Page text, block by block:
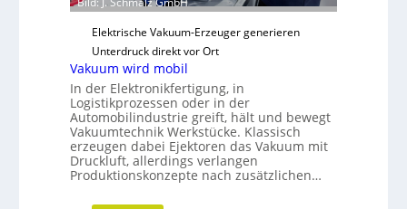
e
N
e
u
a
u
s
r
i
c
Elektrische Vakuum-Erzeuger generieren
Unterdruck direkt vor Ort
Vakuum wird mobil
In der Elektronikfertigung, in
Logistikprozessen oder in der
Automobilindustrie greift, hält und bewegt
Vakuumtechnik Werkstücke. Klassisch
erzeugen dabei Ejektoren das Vakuum mit
Druckluft, allerdings verlangen
Produktionskonzepte nach zusätzlichen…